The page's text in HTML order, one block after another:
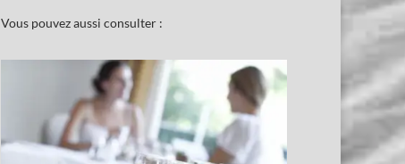
Vous pouvez aussi consulter :